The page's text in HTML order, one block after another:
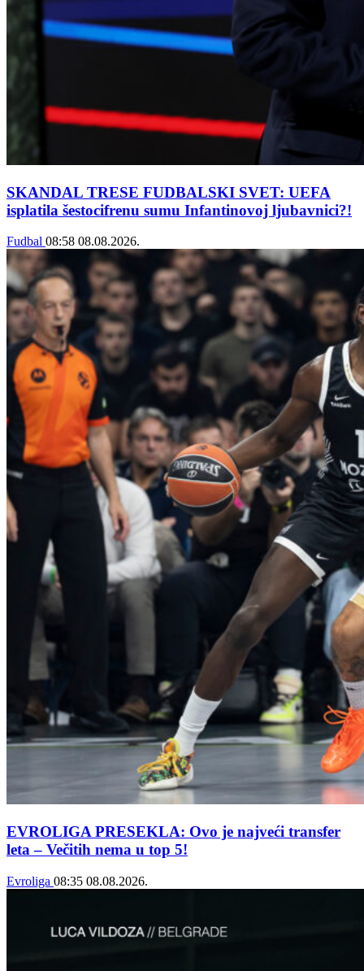
SKANDAL TRESE FUDBALSKI SVET: UEFA
isplatila šestocifrenu sumu Infantinovoj ljubavnici?!
Fudbal 08:58 08.08.2026.
EVROLIGA PRESEKLA: Ovo je najveći transfer
leta – Večitih nema u top 5!
Evroliga 08:35 08.08.2026.